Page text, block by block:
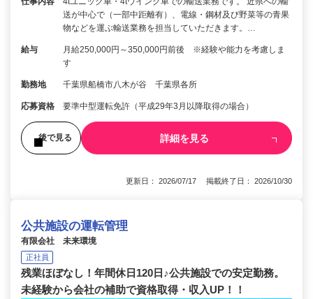
送が中心で（一部中距離有）、電線・鋼材及び野菜等の青果
物などを運ぶ輸送業務を担当していただきます。…
給与
月給250,000円～350,000円前後 ※経験や能力を考慮しま
す
勤務地 千葉県船橋市八木が谷 千葉県各所
応募資格 要準中型運転免許（平成29年3月以降取得の場合）
後で見る 詳細を見る
更新日： 2026/07/17 掲載終了日： 2026/10/30
公共施設の運転管理
有限会社 未来環境
正社員
残業ほぼなし！年間休日120日♪公共施設での安定勤務。
未経験から会社の補助で資格取得・収入UP！！